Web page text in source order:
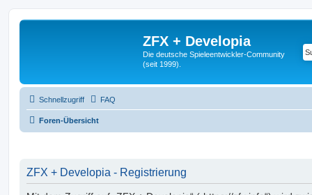
ZFX + Developia
Die deutsche Spieleentwickler-Community
(seit 1999).
Schnellzugriff FAQ
Foren-Übersicht
ZFX + Developia - Registrierung